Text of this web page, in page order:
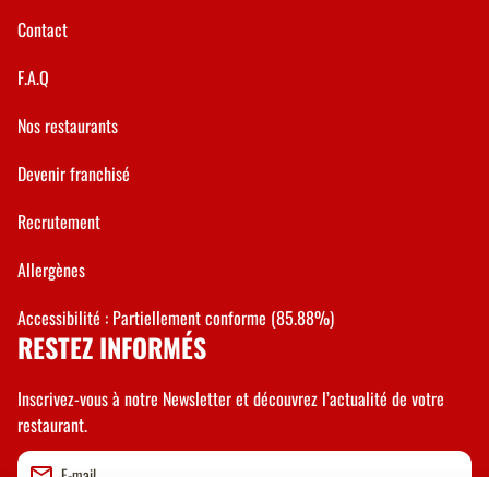
Contact
F.A.Q
Nos restaurants
Devenir franchisé
Recrutement
Allergènes
Accessibilité : Partiellement conforme (85.88%)
RESTEZ INFORMÉS
Inscrivez-vous à notre Newsletter et découvrez l’actualité de votre
restaurant.